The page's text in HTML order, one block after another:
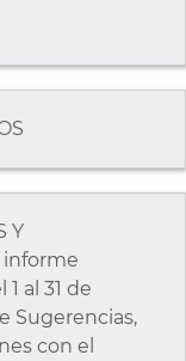
Y
informe
al 31 de
Sugerencias,
con el